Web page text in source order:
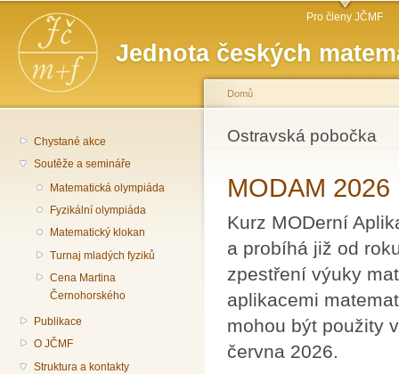
Jednota českých
Hlavní menu Pro členy JČMF
Chystané akce
Soutěže a semináře
Matematická olympiáda
Fyzikální olympiáda
Matematický klokan
Turnaj mladých fyziků
Cena Martina
Černohorského
Publikace
O JČMF
Struktura a kontakty
Jste zde
Domů
Ostravská pobočka
MODAM 2026
Kurz MODerní
a probíhá již od
zpestření výuky
aplikacemi
mohou být použity
června 2026.